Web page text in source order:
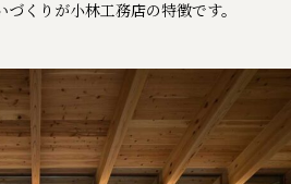
くりが小林工務店の特徴です。